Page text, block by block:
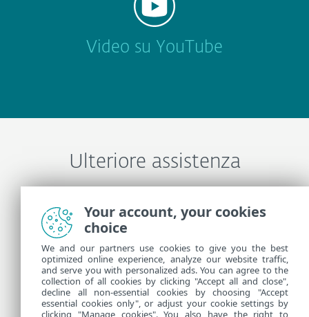
Video su YouTube
Ulteriore assistenza
Ulteriori informazioni
Novità supporto
Consulenza clienti
Your account, your cookies
choice
We and our partners use cookies to give you the best
optimized online experience, analyze our website traffic,
and serve you with personalized ads. You can agree to the
collection of all cookies by clicking "Accept all and close",
decline all non-essential cookies by choosing "Accept
essential cookies only", or adjust your cookie settings by
clicking "Manage cookies". You also have the right to